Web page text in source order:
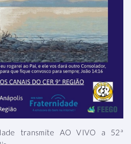
transmite AO VIVO a 52ª